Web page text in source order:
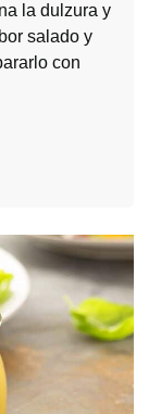
la dulzura y
salado y
con